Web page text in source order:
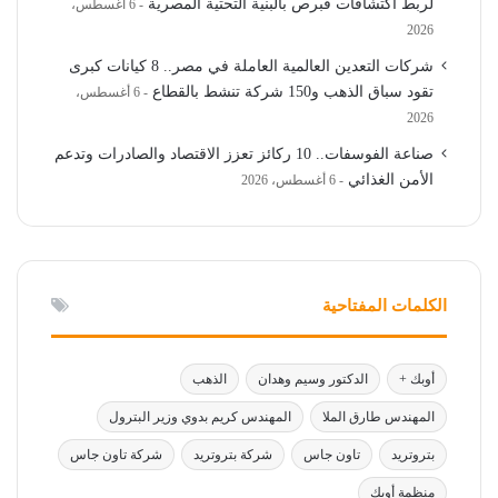
لربط اكتشافات قبرص بالبنية التحتية المصرية
6 أغسطس،
2026
شركات التعدين العالمية العاملة في مصر.. 8 كيانات كبرى
تقود سباق الذهب و150 شركة تنشط بالقطاع
6 أغسطس،
2026
صناعة الفوسفات.. 10 ركائز تعزز الاقتصاد والصادرات وتدعم
الأمن الغذائي
6 أغسطس، 2026
الكلمات المفتاحية
أوبك + الدكتور وسيم وهدان الذهب
المهندس طارق الملا المهندس كريم بدوي وزير البترول
بتروتريد تاون جاس شركة بتروتريد شركة تاون جاس
منظمة أوبك